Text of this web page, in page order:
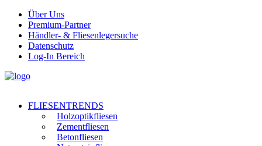
Über Uns
Premium-Partner
Händler- & Fliesenlegersuche
Datenschutz
Log-In Bereich
FLIESENTRENDS
Holzoptikfliesen
Zementfliesen
Betonfliesen